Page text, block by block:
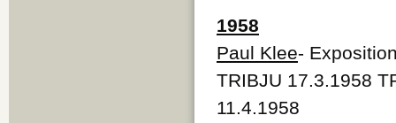
1958
Paul Klee-
TRIBJU 17.3.1958
11.4.1958